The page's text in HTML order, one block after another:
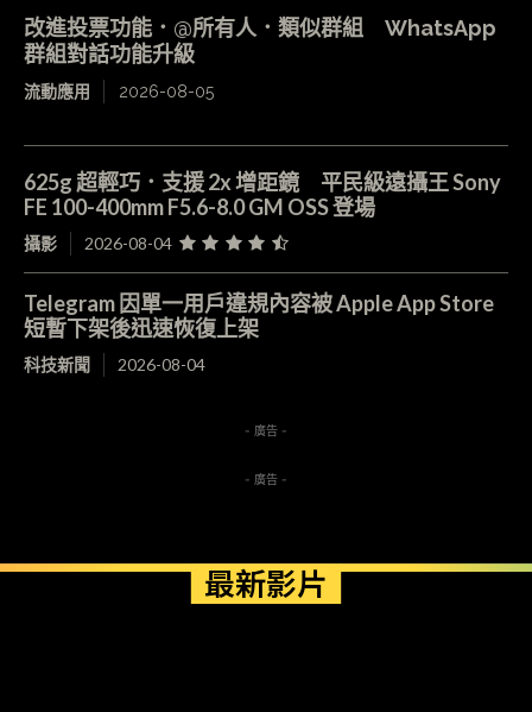
改進投票功能．@所有人．類似群組 WhatsApp
群組對話功能升級
流動應用 2026-08-05
625g 超輕巧．支援 2x 增距鏡 平民級遠攝王 Sony
FE 100-400mm F5.6-8.0 GM OSS 登場
攝影 2026-08-04
Telegram 因單一用戶違規內容被 Apple App Store
短暫下架後迅速恢復上架
科技新聞 2026-08-04
- 廣告 -
- 廣告 -
最新影片